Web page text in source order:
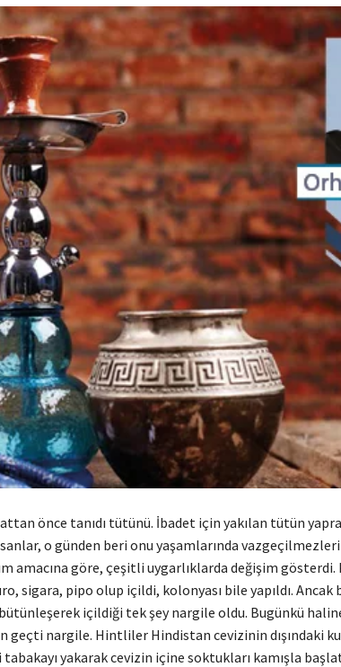
önce tanıdı tütünü. İbadet için yakılan tütün
o günden beri onu yaşamlarında
amacına göre, çeşitli uygarlıklarda değişim gösterdi.
sigara, pipo olup içildi, kolonyası bile yapıldı.
bütünleşerek içildiği tek şey nargile oldu. Bugünkü
geçti nargile. Hintliler Hindistan cevizinin dışındaki
tabakayı yakarak cevizin içine soktukları kamışla